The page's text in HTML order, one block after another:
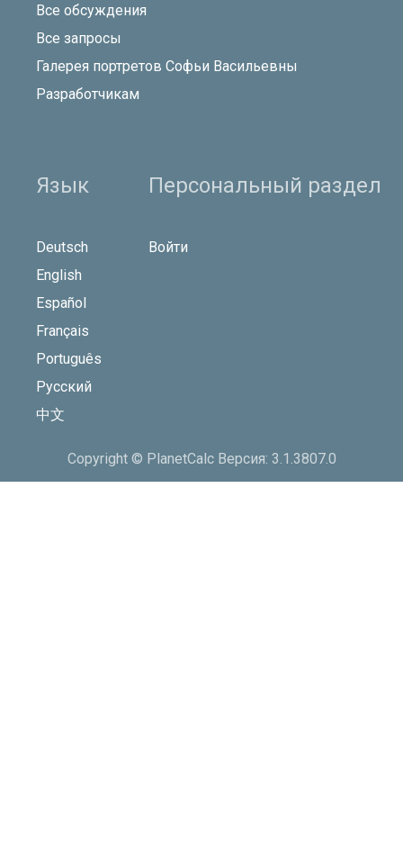
Все обсуждения
Все запросы
Галерея портретов Софьи Васильевны
Разработчикам
Язык
Deutsch
English
Español
Français
Português
Русский
中文
Персональный раздел
Войти
Copyright © PlanetCalc Версия: 3.1.3807.0